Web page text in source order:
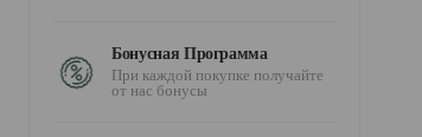
Бонусная Программа
При каждой покупке получайте
от нас бонусы